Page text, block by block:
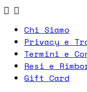
 
Chi Siamo
Privacy e
Termini e
Resi e
Gift Card